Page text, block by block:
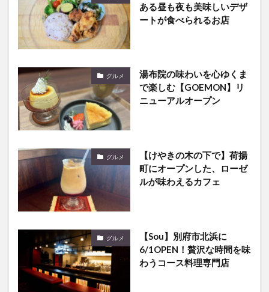
ある昼も夜も美味しいデザ
ートが食べられるお店
グルメ
湯布院の味わいを心ゆくま
で楽しむ【GOEMON】リ
ニューアルオープン
グルメ
【けやきの木の下で】荷揚
町にオープンした、ローゼ
ルが味わえるカフェ
グルメ
【Sou】別府市北浜に
6/1OPEN！贅沢な時間を味
わうコース料理専門店